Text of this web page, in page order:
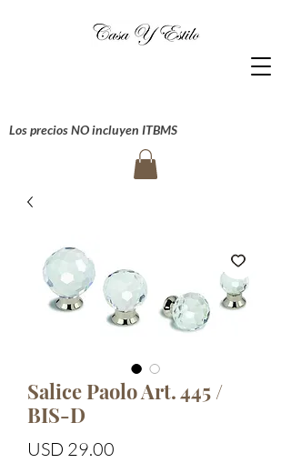
Los precios NO incluyen ITBMS
Salice Paolo Art. 445 /
BIS-D
USD 29.00